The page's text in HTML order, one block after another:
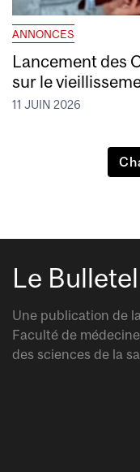
ANNONCES
Lancement des
sur le
11 JUIN 2026
Le Bulletel
Une publication de la
Faculté de
des sciences de la